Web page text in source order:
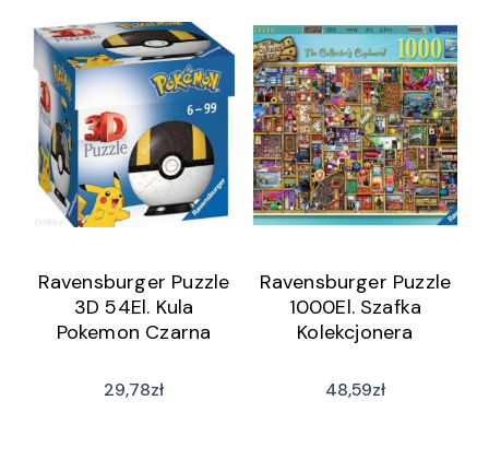
Ravensburger Puzzle
3D 54El. Kula
Pokemon Czarna
29,78zł
Ravensburger Puzzle
1000El. Szafka
Kolekcjonera
48,59zł